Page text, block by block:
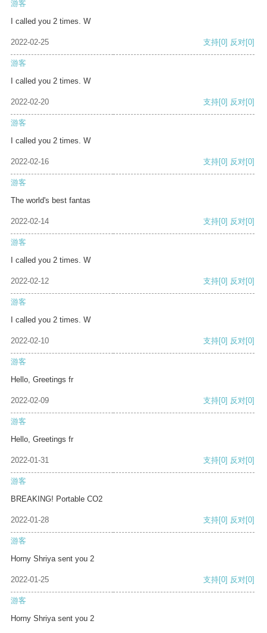
游客
I called you 2 times. W
2022-02-25 支持[0] 反对[0]
游客
I called you 2 times. W
2022-02-20 支持[0] 反对[0]
游客
I called you 2 times. W
2022-02-16 支持[0] 反对[0]
游客
The world's best fantas
2022-02-14 支持[0] 反对[0]
游客
I called you 2 times. W
2022-02-12 支持[0] 反对[0]
游客
I called you 2 times. W
2022-02-10 支持[0] 反对[0]
游客
Hello, Greetings fr
2022-02-09 支持[0] 反对[0]
游客
Hello, Greetings fr
2022-01-31 支持[0] 反对[0]
游客
BREAKING! Portable CO2
2022-01-28 支持[0] 反对[0]
游客
Horny Shriya sent you 2
2022-01-25 支持[0] 反对[0]
游客
Horny Shriya sent you 2